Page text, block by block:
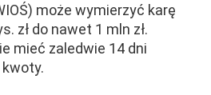
może wymierzyć karę
zł do nawet 1 mln zł.
mieć zaledwie 14 dni
kwoty.